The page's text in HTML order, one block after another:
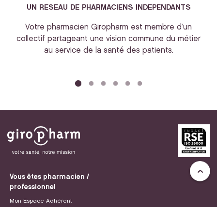
UN RESEAU DE PHARMACIENS INDEPENDANTS
Votre pharmacien Giropharm est membre d’un
collectif partageant une vision commune du métier
au service de la santé des patients.
Vous êtes pharmacien /
professionnel
Mon Espace Adhérent